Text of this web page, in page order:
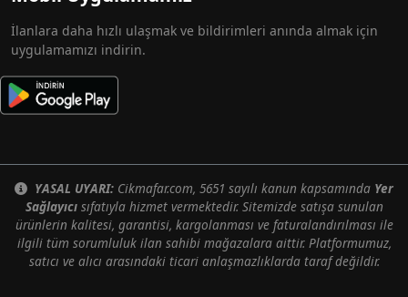
İlanlara daha hızlı ulaşmak ve bildirimleri anında almak için
uygulamamızı indirin.
YASAL UYARI: Cikmafar.com, 5651 sayılı kanun kapsamında Yer
Sağlayıcısıfatıyla hizmet vermektedir. Sitemizde satışa sunulan
ürünlerin kalitesi, garantisi, kargolanması ve faturalandırılması ile
ilgili tüm sorumluluk ilan sahibi mağazalara aittir. Platformumuz,
satıcı ve alıcı arasındaki ticari anlaşmazlıklarda taraf değildir.